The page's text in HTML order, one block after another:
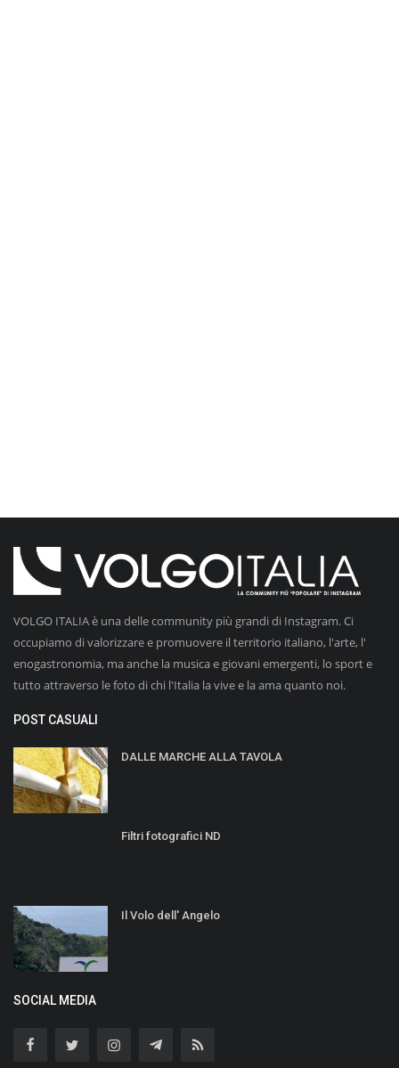
VOLGO ITALIA è una delle community più grandi di Instagram. Ci
occupiamo di valorizzare e promuovere il territorio italiano, l'arte, l'
enogastronomia, ma anche la musica e giovani emergenti, lo sport e
tutto attraverso le foto di chi l'Italia la vive e la ama quanto noi.
POST CASUALI
DALLE MARCHE ALLA TAVOLA
Filtri fotografici ND
Il Volo dell' Angelo
SOCIAL MEDIA